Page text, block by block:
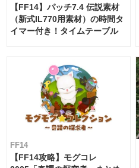
【FF14】パッチ7.4 伝説素材
（新式IL770用素材）の時間タ
イマー付き！タイムテーブル
FF14
【FF14攻略】モグコレ